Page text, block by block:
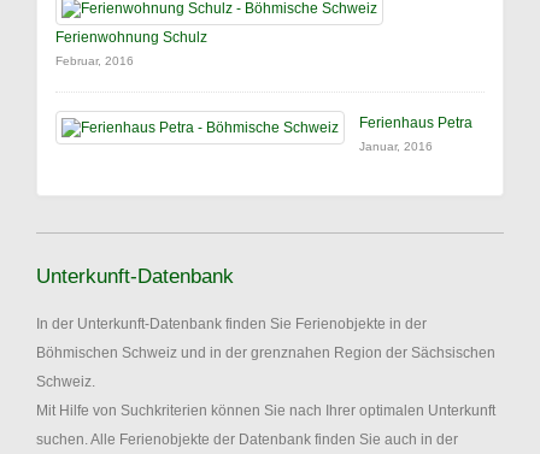
Ferienwohnung Schulz
Februar, 2016
Ferienhaus Petra
Januar, 2016
Unterkunft-Datenbank
In der Unterkunft-Datenbank finden Sie Ferienobjekte in der
Böhmischen Schweiz und in der grenznahen Region der Sächsischen
Schweiz.
Mit Hilfe von Suchkriterien können Sie nach Ihrer optimalen Unterkunft
suchen. Alle Ferienobjekte der Datenbank finden Sie auch in der